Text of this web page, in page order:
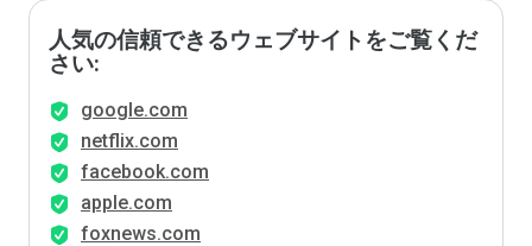
人気の信頼できるウェブサイトをご覧くだ
さい:
google.com
netflix.com
facebook.com
apple.com
foxnews.com